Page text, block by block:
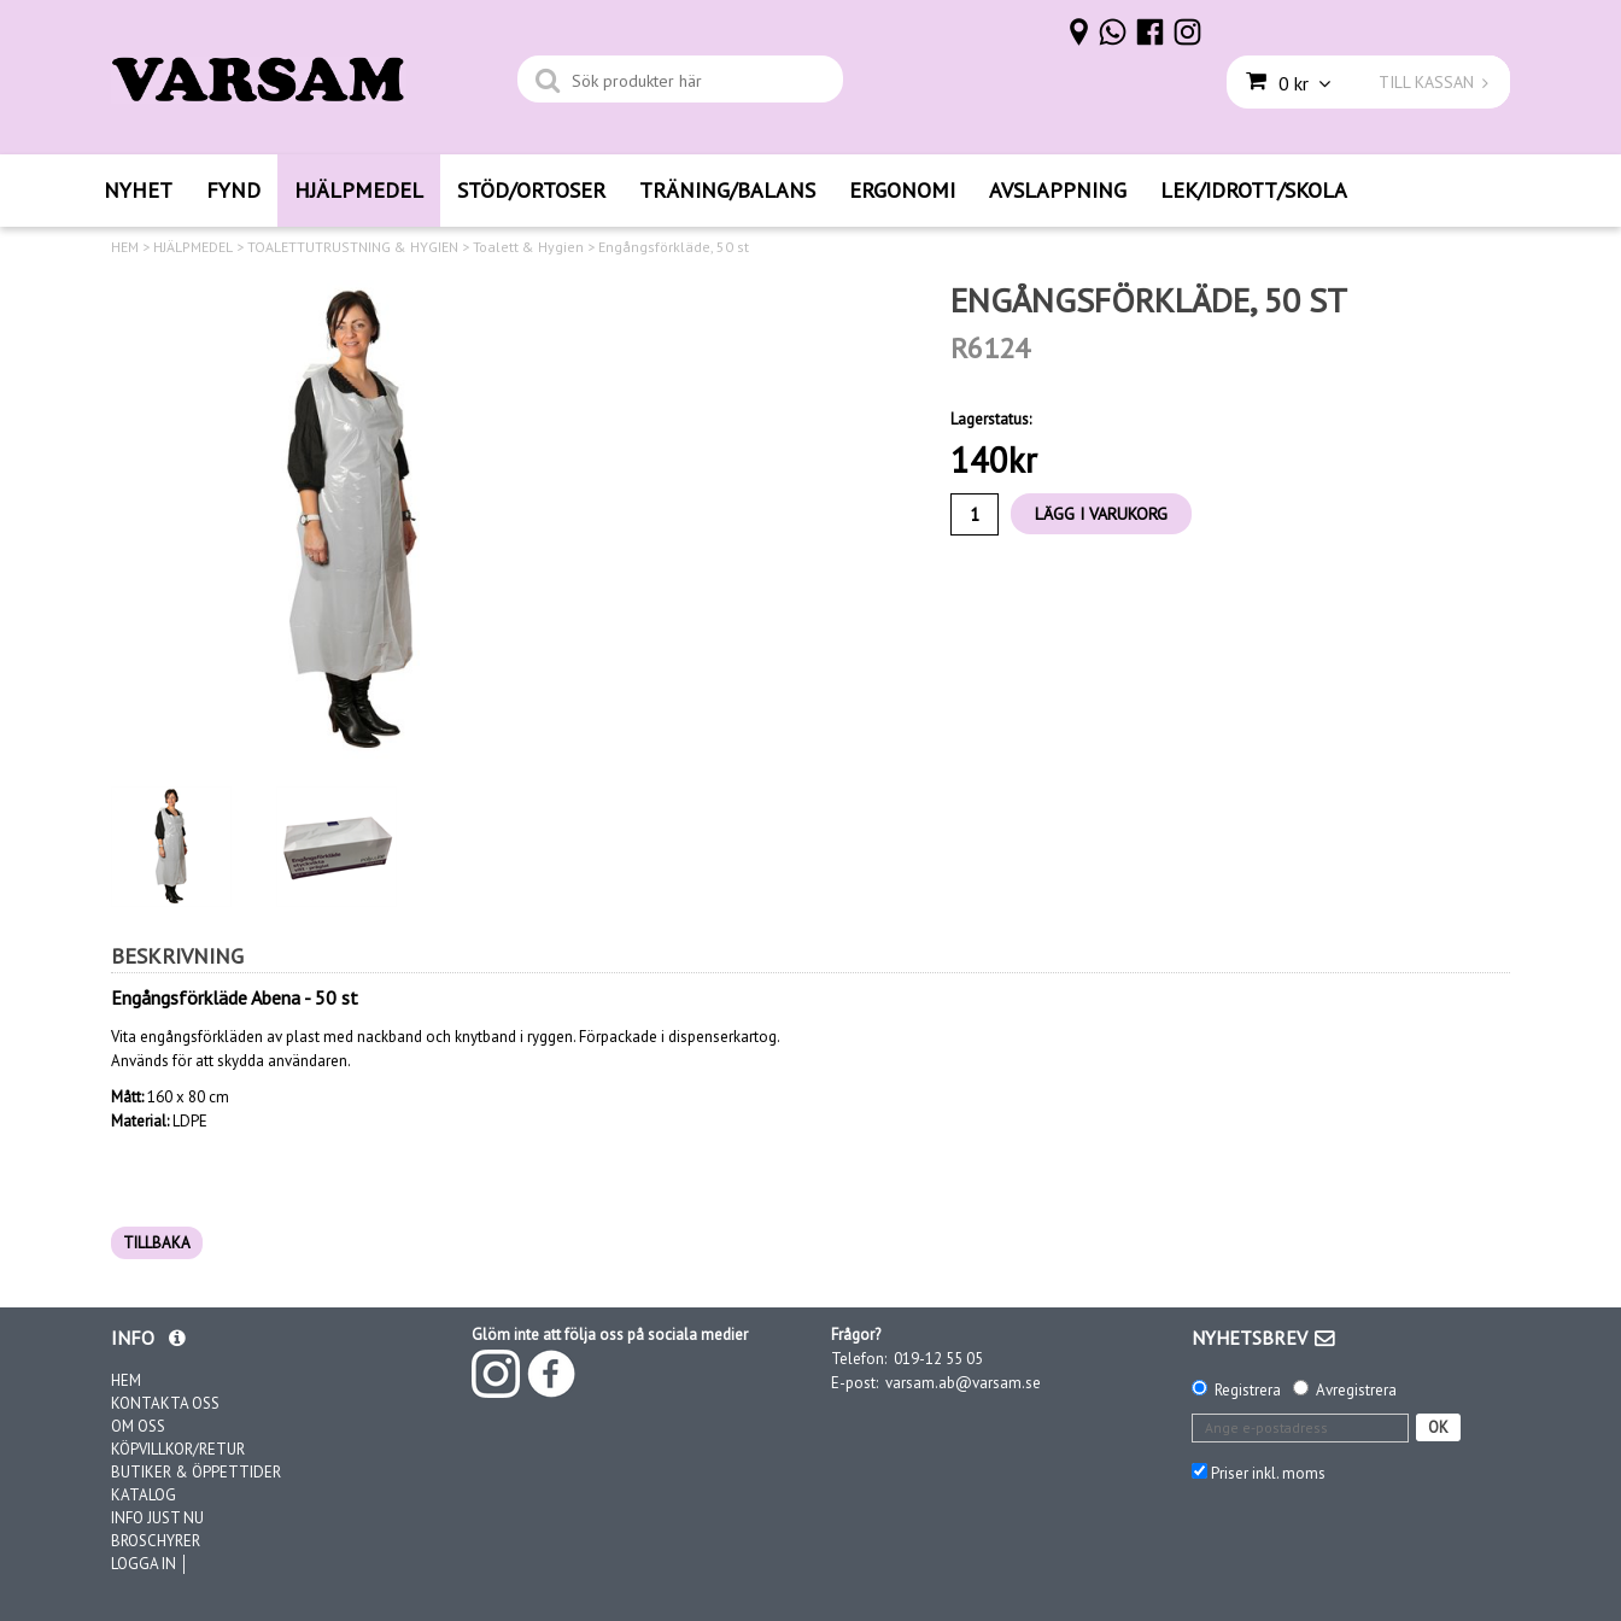
0 kr TILL KASSAN
NYHET FYND HJÄLPMEDEL STÖD/ORTOSER TRÄNING/BALANS ERGONOMI AVSLAPPNING LEK/IDROTT/SKOLA
HEM > HJÄLPMEDEL > TOALETTUTRUSTNING & HYGIEN > Toalett & Hygien > Engångsförkläde, 50 st
ENGÅNGSFÖRKLÄDE, 50 ST
R6124
Lagerstatus:
140kr
LÄGG I VARUKORG
BESKRIVNING
Engångsförkläde Abena - 50 st
Vita engångsförkläden av plast med nackband och knytband i ryggen. Förpackade i dispenserkartog.
Används för att skydda användaren.
Mått:160 x 80 cm
Material:LDPE
TILLBAKA
INFO
HEM
KONTAKTA OSS
OM OSS
KÖPVILLKOR/RETUR
BUTIKER & ÖPPETTIDER
KATALOG
INFO JUST NU
BROSCHYRER
LOGGA IN │
Glöm inte att följa oss på sociala medier
Frågor?
Telefon: 019-12 55 05
E-post: varsam.ab@varsam.se
NYHETSBREV
Registrera
Avregistrera
OK
Priser inkl. moms